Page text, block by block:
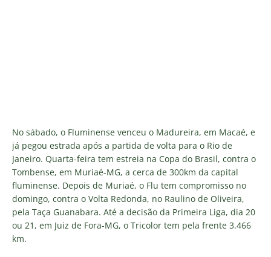
No sábado, o Fluminense venceu o Madureira, em Macaé, e
já pegou estrada após a partida de volta para o Rio de
Janeiro. Quarta-feira tem estreia na Copa do Brasil, contra o
Tombense, em Muriaé-MG, a cerca de 300km da capital
fluminense. Depois de Muriaé, o Flu tem compromisso no
domingo, contra o Volta Redonda, no Raulino de Oliveira,
pela Taça Guanabara. Até a decisão da Primeira Liga, dia 20
ou 21, em Juiz de Fora-MG, o Tricolor tem pela frente 3.466
km.